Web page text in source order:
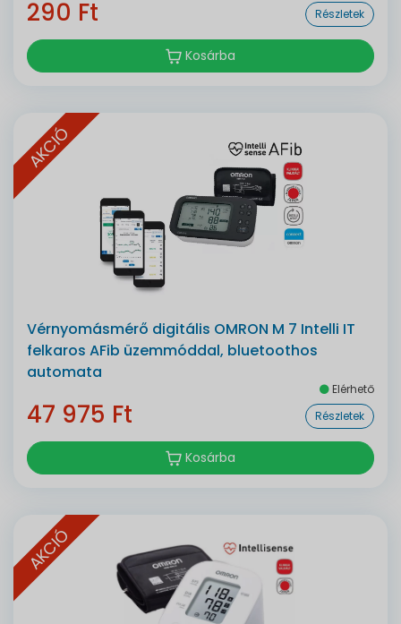
290 Ft Részletek
Kosárba
AKCIÓ
Vérnyomásmérő digitális OMRON M 7 Intelli IT
felkaros AFib üzemmóddal, bluetoothos
automata
Elérhető
47 975 Ft Részletek
Kosárba
AKCIÓ